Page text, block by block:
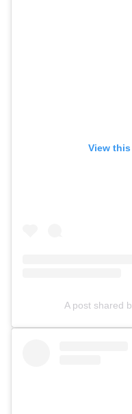
View
A post shared